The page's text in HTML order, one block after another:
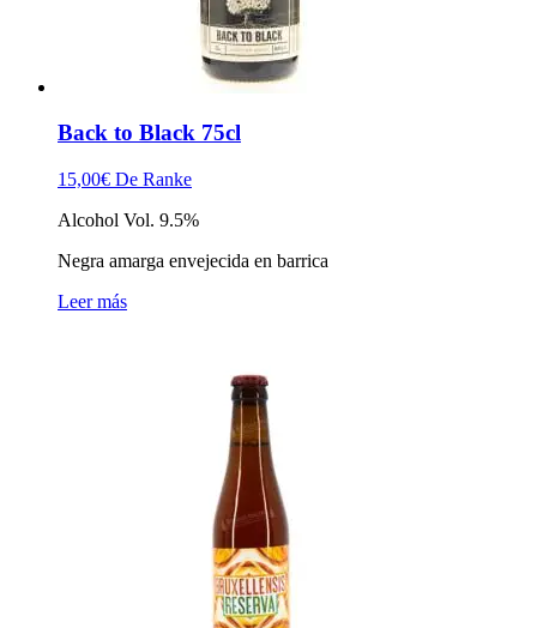
Back to Black 75cl
15,00€ De Ranke
Alcohol Vol. 9.5%
Negra amarga envejecida en barrica
Leer más